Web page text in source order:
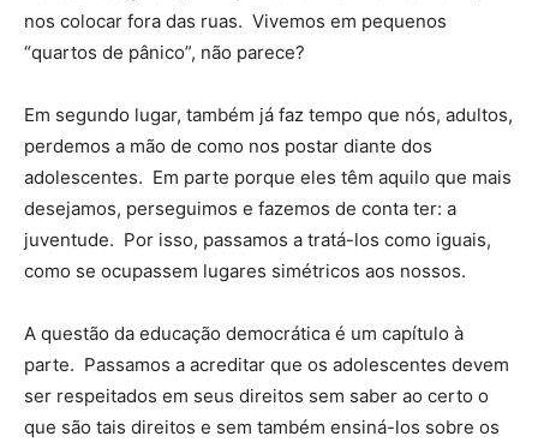
nos colocar fora das ruas. Vivemos em pequenos
“quartos de pânico”, não parece?
Em segundo lugar, também já faz tempo que nós, adultos,
perdemos a mão de como nos postar diante dos
adolescentes. Em parte porque eles têm aquilo que mais
desejamos, perseguimos e fazemos de conta ter: a
juventude. Por isso, passamos a tratá-los como iguais,
como se ocupassem lugares simétricos aos nossos.
A questão da educação democrática é um capítulo à
parte. Passamos a acreditar que os adolescentes devem
ser respeitados em seus direitos sem saber ao certo o
que são tais direitos e sem também ensiná-los sobre os